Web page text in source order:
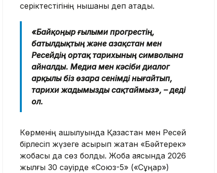
серіктестігінің нышаны деп атады.
«Байқоңыр ғылыми прогрестің,
батылдықтың және Қазақстан мен
Ресейдің ортақ тарихының символына
айналды. Медиа мен кәсіби диалог
арқылы біз өзара сенімді нығайтып,
тарихи жадымызды сақтаймыз», – деді
ол.
Көрменің ашылуында Қазақстан мен Ресей
бірлесіп жүзеге асырып жатқан «Бәйтерек»
жобасы да сөз болды. Жоба аясында 2026
жылғы 30 сәуірде «Союз-5» («Сұңқар»)